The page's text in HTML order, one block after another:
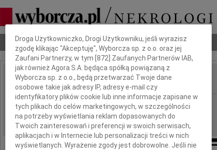
Nekrologi Odeszli Poradnik pogrzebowy
IMIĘ I NAZWISKO:
REGION: Kraków
DATA EMISJI: 23.04.2024
Dbamy o Twoją prywatność
Droga Użytkowniczko, Drogi Użytkowniku, jeśli wyrazisz
zgodę klikając "Akceptuję", Wyborcza sp. z o.o. oraz jej
Zaufani Partnerzy, w tym [872 ] Zaufanych Partnerów IAB,
jak również Agora S.A. będąca spółką powiązaną z
Wyborcza sp. z o.o., będą przetwarzać Twoje dane
osobowe takie jak adresy IP, adresy e-mail czy
identyfikatory plików cookie lub inne informacje zapisane w
tych plikach do celów marketingowych, w szczególności
na potrzeby wyświetlania reklam dopasowanych do
Twoich zainteresowań i preferencji w swoich serwisach,
aplikacjach i w Internecie lub personalizacji treści w nich
wyświetlanych. Wyrażenie zgody jest dobrowolne. Jeśli nie